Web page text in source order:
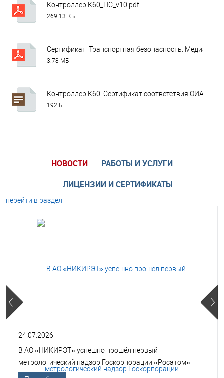
Контроллер К60_ПС_v10.pdf
269.13 КБ
Сертификат_Транспортная безопасность. Медиана
3.78 МБ
Контроллер К60. Сертификат соответствия ОИАЭ по
192 Б
НОВОСТИ
РАБОТЫ И УСЛУГИ
ЛИЦЕНЗИИ И СЕРТИФИКАТЫ
перейти в раздел
24.07.2026
В АО «НИКИРЭТ» успешно прошёл первый
метрологический надзор Госкорпорации «Росатом»